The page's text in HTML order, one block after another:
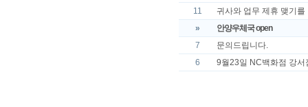
11
귀사와 업무 제휴 맺기를
»
안양우체국 open
7
문의드립니다.
6
9월23일 NC백화점 강서